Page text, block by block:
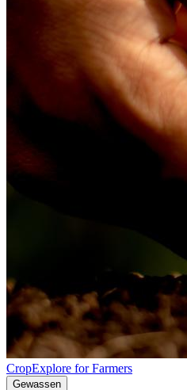
CropExplore for Farmers
Gewassen